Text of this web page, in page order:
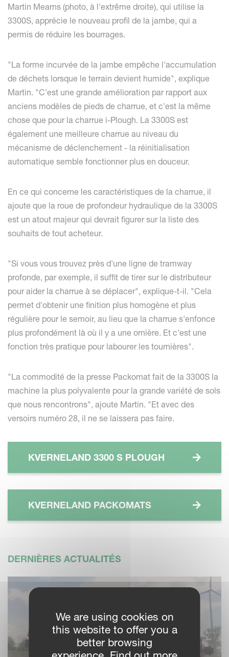
Martin Mearns (photo, à l'extrême droite), qui utilise la
3300S, apprécie le nouveau profil de la jambe, qui a
permis de réduire les bourrages.
"La forme incurvée de la jambe empêche l'accumulation
de déchets lorsque le terrain devient humide", explique
Martin. "C'est une grande amélioration par rapport aux
anciens modèles de pieds de charrue, et c'est la même
chose que pour la charrue i-Plough. La 3300S est
également une meilleure charrue au niveau du
mécanisme de déclenchement - la réinitialisation
automatique semble fonctionner plus en douceur.
En ce qui concerne les caractéristiques de la charrue, il
ajoute que la roue de profondeur hydraulique de la 3300S
est un atout majeur qui devrait figurer sur la liste des
souhaits de tout acheteur.
"Si vous vous trouvez près d'une ligne de tramway
profonde, par exemple, il suffit de tirer sur le distributeur
pour aider la charrue à se déplacer", explique-t-il. "Cela
permet d'obtenir une finition plus homogène et plus
régulière pour le semoir, au lieu que la charrue s'enfonce
plus profondément là où il y a une ornière. Et c'est une
fonction très pratique pour labourer les tournières".
"La commodité de la presse Packomat fait de la 3300S la
machine la plus polyvalente pour la grande variété de sols
que nous rencontrons", ajoute Martin. "Et avec des
versoirs numéro 28, il ne se laissera pas faire.
KVERNELAND 3300 S PLOUGH
KVERNELAND PACKOMATS
DERNIÈRES ACTUALITÉS
We are using cookies on
this website to offer you a
better browsing